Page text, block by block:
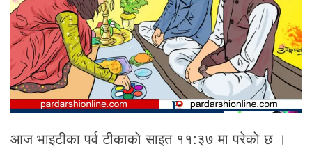
आज भाइटीका पर्व टीकाकाे साइत ११:३७ मा परेकाे छ ।